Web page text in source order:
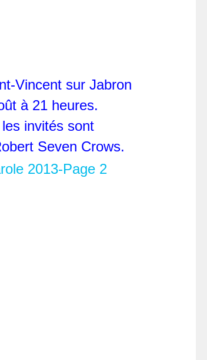
Vincent sur Jabron
à 21 heures.
invités sont
Seven Crows.